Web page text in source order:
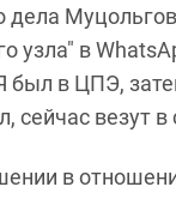
дела
узла" в
был в ЦПЭ,
сейчас везут
в